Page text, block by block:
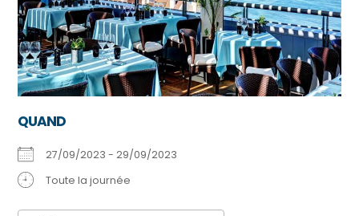
QUAND
27/09/2023 - 29/09/2023
Toute la journée